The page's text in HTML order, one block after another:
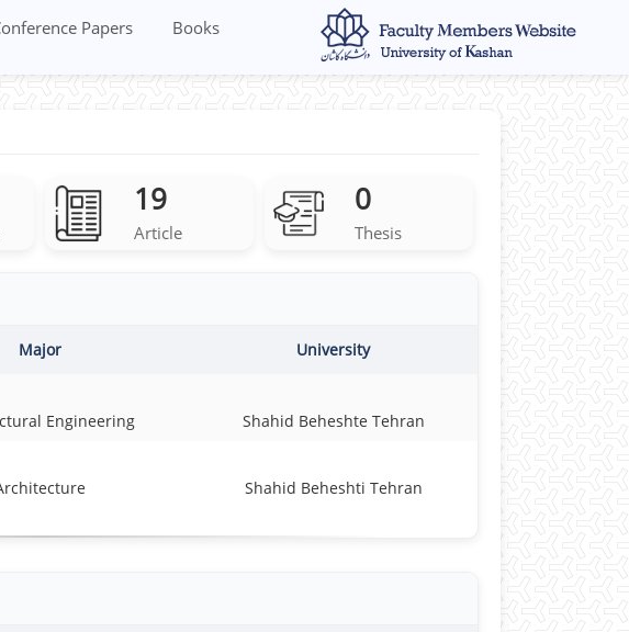
Books
Papers
0
Thesis
19
Article
Major University
Engineering Shahid Beheshte Tehran
Shahid Beheshti Tehran